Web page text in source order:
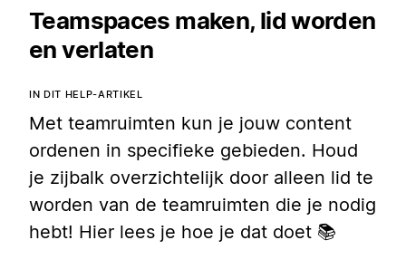
Teamspaces maken, lid worden
en verlaten
IN DIT HELP-ARTIKEL
Met teamruimten kun je jouw content
ordenen in specifieke gebieden. Houd
je zijbalk overzichtelijk door alleen lid te
worden van de teamruimten die je nodig
hebt! Hier lees je hoe je dat doet 📚